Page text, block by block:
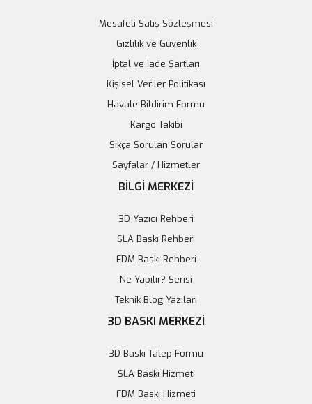
Elegoo Neptune 4 & 4 Pro Uyumlu CSA Nozzle
50,05 TL
51,60 TL
Stokta Yok
Mesafeli Satış Sözleşmesi
Gizlilik ve Güvenlik
İptal ve İade Şartları
Kişisel Veriler Politikası
Havale Bildirim Formu
Kargo Takibi
Sıkça Sorulan Sorular
Sayfalar / Hizmetler
BİLGİ MERKEZİ
3D Yazıcı Rehberi
SLA Baskı Rehberi
FDM Baskı Rehberi
Ne Yapılır? Serisi
Teknik Blog Yazıları
3D BASKI MERKEZİ
3D Baskı Talep Formu
SLA Baskı Hizmeti
FDM Baskı Hizmeti